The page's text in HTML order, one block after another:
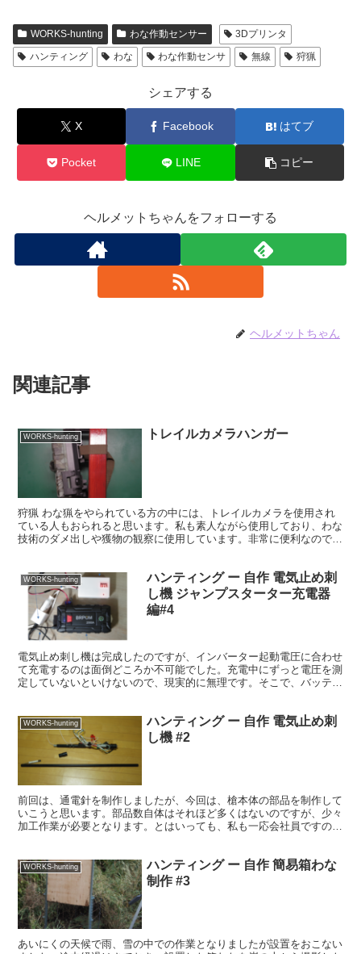
WORKS-hunting わな作動センサー
3Dプリンタ
ハンティング
わな わな作動センサ 無線 狩猟
シェアする
X Facebook はてブ
Pocket LINE コピー
ヘルメットちゃんをフォローする
ヘルメットちゃん
関連記事
WORKS-hunting トレイルカメラハンガー
狩猟 わな猟をやられている方の中には、トレイルカメラを使用され
ている人もおられると思います。私も素人ながら使用しており、わな
技術のダメ出しや獲物の観察に使用しています。非常に便利なのです
WORKS-hunting
ハンティング ー 自作 電気止め刺
し機 ジャンプスターター充電器
編#4
電気止め刺し機は完成したのですが、インバーター起動電圧に合わせ
て充電するのは面倒どころか不可能でした。充電中にずっと電圧を測
定していないといけないので、現実的に無理です。そこで、バッテリ
WORKS-hunting
ハンティング ー 自作 電気止め刺
し機 #2
前回は、通電針を制作しましたが、今回は、槍本体の部品を制作して
いこうと思います。部品数自体はそれほど多くはないのですが、少々
加工作業が必要となります。とはいっても、私も一応会社員ですので
WORKS-hunting
ハンティング ー 自作 簡易箱わな
制作 #3
あいにくの天候で雨、雪の中での作業となりましたが設置をおこない